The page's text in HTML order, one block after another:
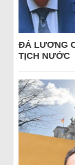
ĐÁ LƯƠNG
TỊCH NƯỚC